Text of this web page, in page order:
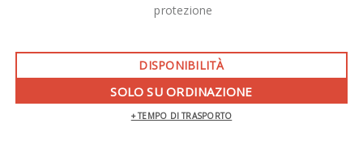
protezione
DISPONIBILITÀ
SOLO SU ORDINAZIONE
+ TEMPO DI TRASPORTO